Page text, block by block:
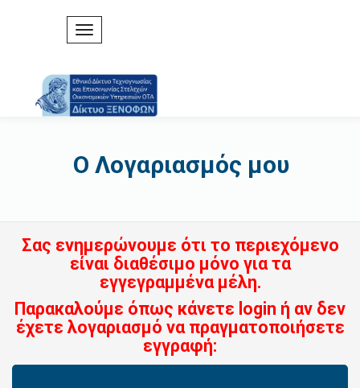
Ο Λογαριασμός μου
Σας ενημερώνουμε ότι το περιεχόμενο
είναι διαθέσιμο μόνο για τα
εγγεγραμμένα μέλη.
Παρακαλούμε όπως κάνετε login ή αν δεν
έχετε λογαριασμό να πραγματοποιήσετε
εγγραφή: